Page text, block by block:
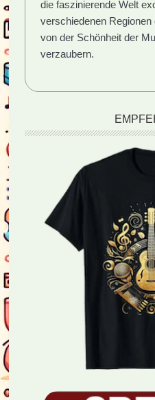
die faszinierende Welt
verschiedenen
von der Schönheit der
verzaubern.